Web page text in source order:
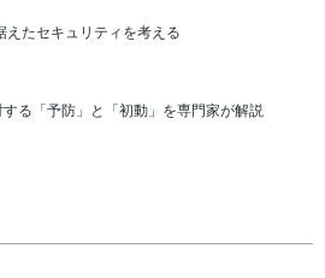
えたセキュリティを考える
する「予防」と「初動」を専門家が解説